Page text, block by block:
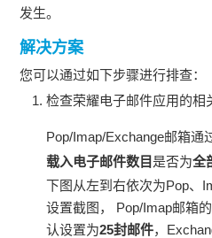
发生。
解决方案
您可以通过如下步骤进行排查：
检查荣耀电子邮件应用的相
Pop/Imap/Exchange邮箱通
载入电子邮件数目是否为全
下图从左到右依次为Pop、
设置截图， Pop/Imap邮箱的
认设置为25封邮件，